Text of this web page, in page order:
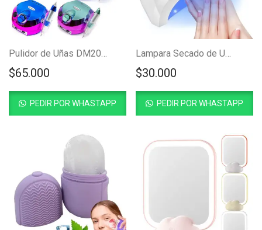
Pulidor de Uñas DM202 Profesional
$65.000
PEDIR POR WHASTAPP
Lampara Secado de Uñas Profesional 48w Sun One
$30.000
PEDIR POR WHASTAPP